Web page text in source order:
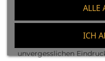
ALLE
ICH
Leidenschaft für gute
Ihnen diese Erfahrung
unvergesslichen